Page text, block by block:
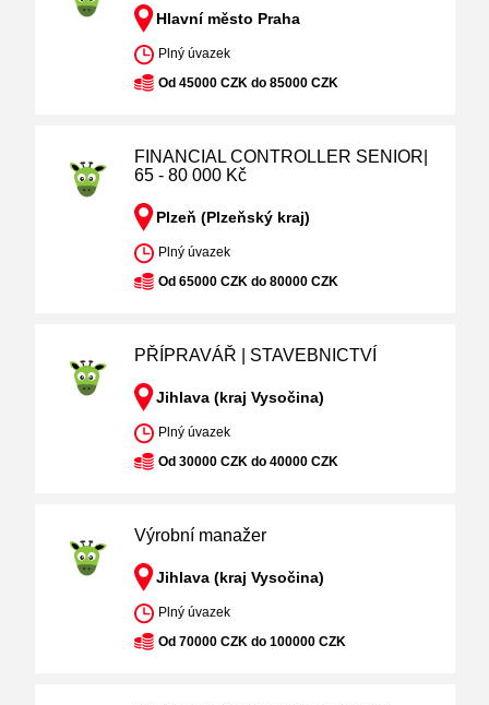
Hlavní město Praha
Plný úvazek
Od 45000 CZK do 85000 CZK
FINANCIAL CONTROLLER SENIOR|
65 - 80 000 Kč
Plzeň (Plzeňský kraj)
Plný úvazek
Od 65000 CZK do 80000 CZK
PŘÍPRAVÁŘ | STAVEBNICTVÍ
Jihlava (kraj Vysočina)
Plný úvazek
Od 30000 CZK do 40000 CZK
Výrobní manažer
Jihlava (kraj Vysočina)
Plný úvazek
Od 70000 CZK do 100000 CZK